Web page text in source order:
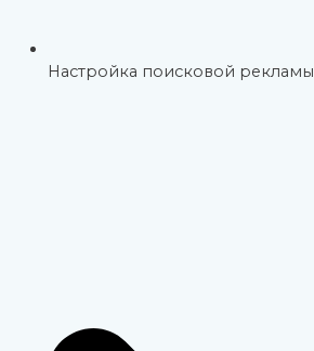
Настройка поисковой рекламы